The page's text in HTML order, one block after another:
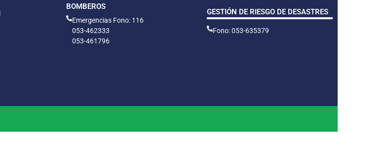
BOMBEROS
Emergencias Fono: 116
053-462333
053-461796
GESTIÓN DE RIESGO DE DESASTRES
Fono: 053-635379